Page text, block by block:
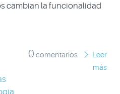
cambian la funcionalidad
0 comentarios
Leer
más